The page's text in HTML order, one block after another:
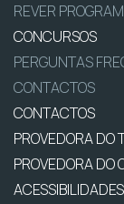
REVER
CONCURSOS
PERGUNTAS
CONTACTOS
CONTACTOS
PROVEDORA DO
PROVEDORA DO
ACESSIBILIDADES